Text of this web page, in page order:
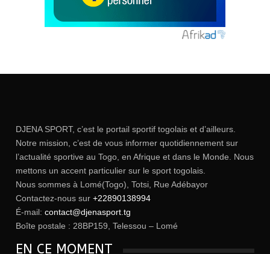
DJENA SPORT, c’est le portail sportif togolais et d’ailleurs.
Notre mission, c’est de vous informer quotidiennement sur
l’actualité sportive au Togo, en Afrique et dans le Monde. Nous
mettons un accent particulier sur le sport togolais.
Nous sommes à Lomé(Togo), Totsi, Rue Adébayor
Contactez-nous sur +22890138994
É-mail: contact@djenasport.tg
Boîte postale : 28BP159, Telessou – Lomé
EN CE MOMENT